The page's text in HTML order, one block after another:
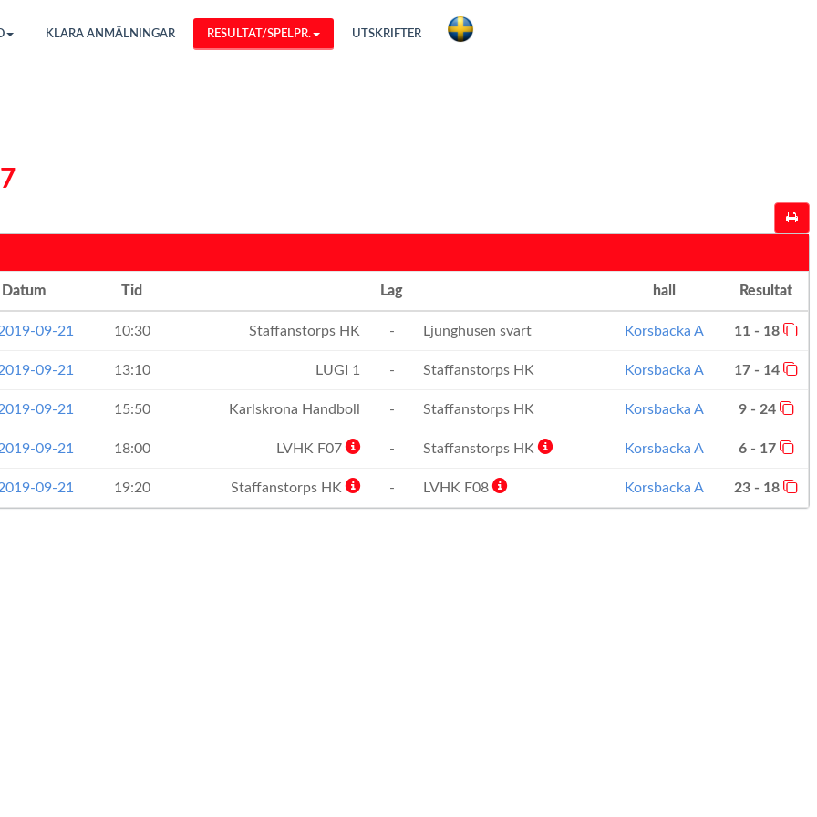
KLARA ANMÄLNINGAR RESULTAT/SPELPR. UTSKRIFTER
Datum Tid Lag hall Resultat
09-21 10:30 Staffanstorps HK - Ljunghusen svart Korsbacka A 11 - 18
09-21 13:10 LUGI 1 - Staffanstorps HK Korsbacka A 17 - 14
09-21 15:50 Karlskrona Handboll - Staffanstorps HK Korsbacka A 9 - 24
09-21 18:00 LVHK F07 - Staffanstorps HK Korsbacka A 6 - 17
09-21 19:20 Staffanstorps HK - LVHK F08 Korsbacka A 23 - 18